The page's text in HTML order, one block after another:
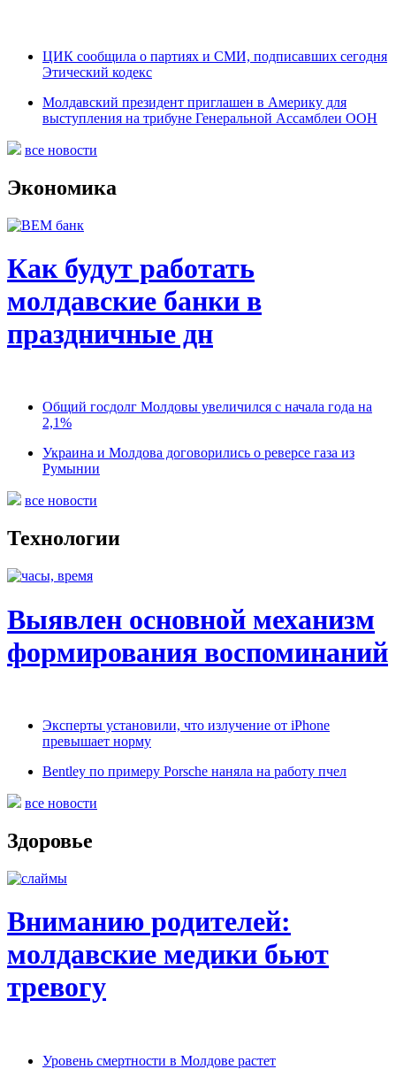
ЦИК сообщила о партиях и СМИ, подписавших сегодня
Этический кодекс
Молдавский президент приглашен в Америку для
выступления на трибуне Генеральной Ассамблеи ООН
все новости
Экономика
Как будут работать
молдавские банки в
праздничные дн
Общий госдолг Молдовы увеличился с начала года на
2,1%
Украина и Молдова договорились о реверсе газа из
Румынии
все новости
Технологии
Выявлен основной механизм
формирования воспоминаний
Эксперты установили, что излучение от iPhone
превышает норму
Bentley по примеру Porsche наняла на работу пчел
все новости
Здоровье
Вниманию родителей:
молдавские медики бьют
тревогу
Уровень смертности в Молдове растет